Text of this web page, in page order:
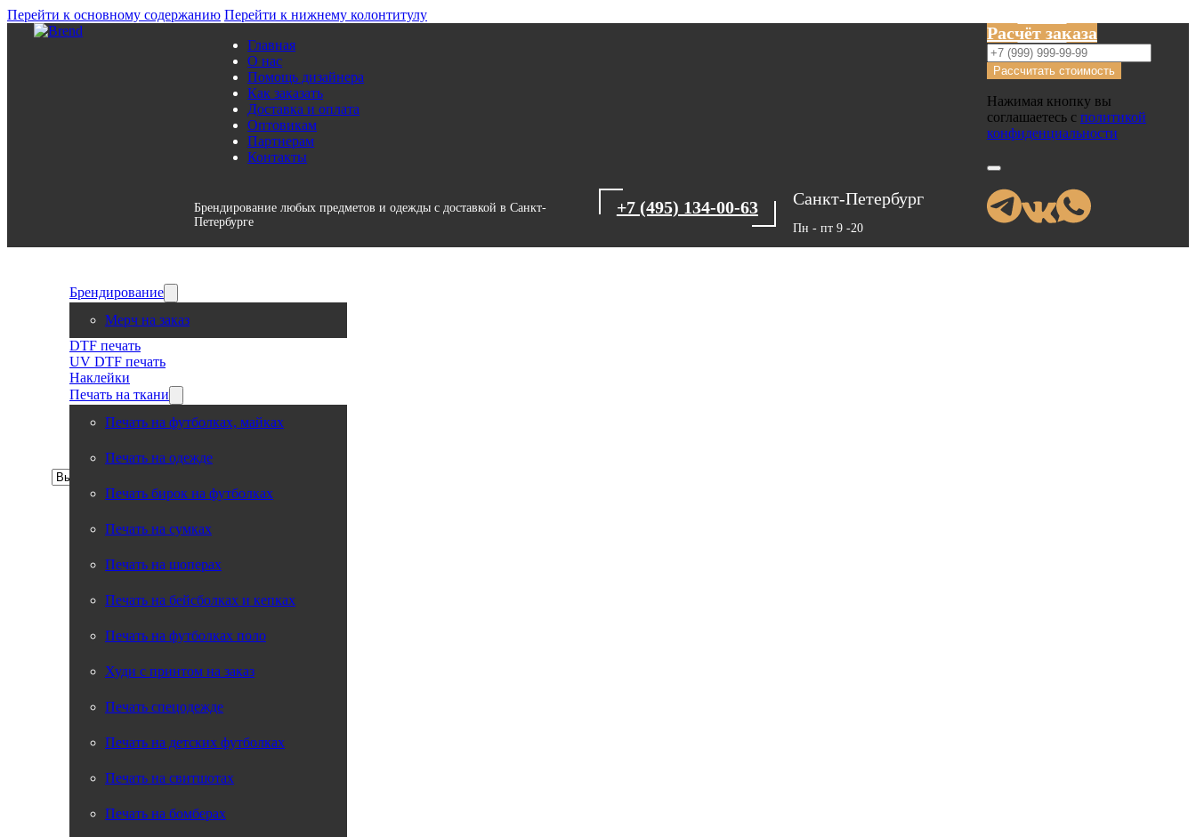
Перейти к основному содержанию Перейти к нижнему колонтитулу
Главная
О нас
Помощь дизайнера
Как заказать
Доставка и оплата
Оптовикам
Партнерам
Контакты
Расчёт заказа
Рассчитать стоимость
Нажимая кнопку вы
соглашаетесь с политикой
конфиденциальности
Брендирование любых предметов и одежды с доставкой в Санкт-
Петербурге
+7 (495) 134-00-63 Санкт-Петербург
Пн - пт 9 -20
Брендирование
Мерч на заказ
DTF печать
UV DTF печать
Наклейки
Печать на ткани
Печать на футболках, майках
Печать на одежде
Печать бирок на футболках
Печать на сумках
Печать на шоперах
Печать на бейсболках и кепках
Печать на футболках поло
Худи с принтом на заказ
Печать спецодежде
Печать на детских футболках
Печать на свитшотах
Печать на бомберах
Москва
Санкт-Петербург
Уфа
Нижний Новгород
Воронеж
Тюмень
Красноярск
Саратов
Ижевск
Самара